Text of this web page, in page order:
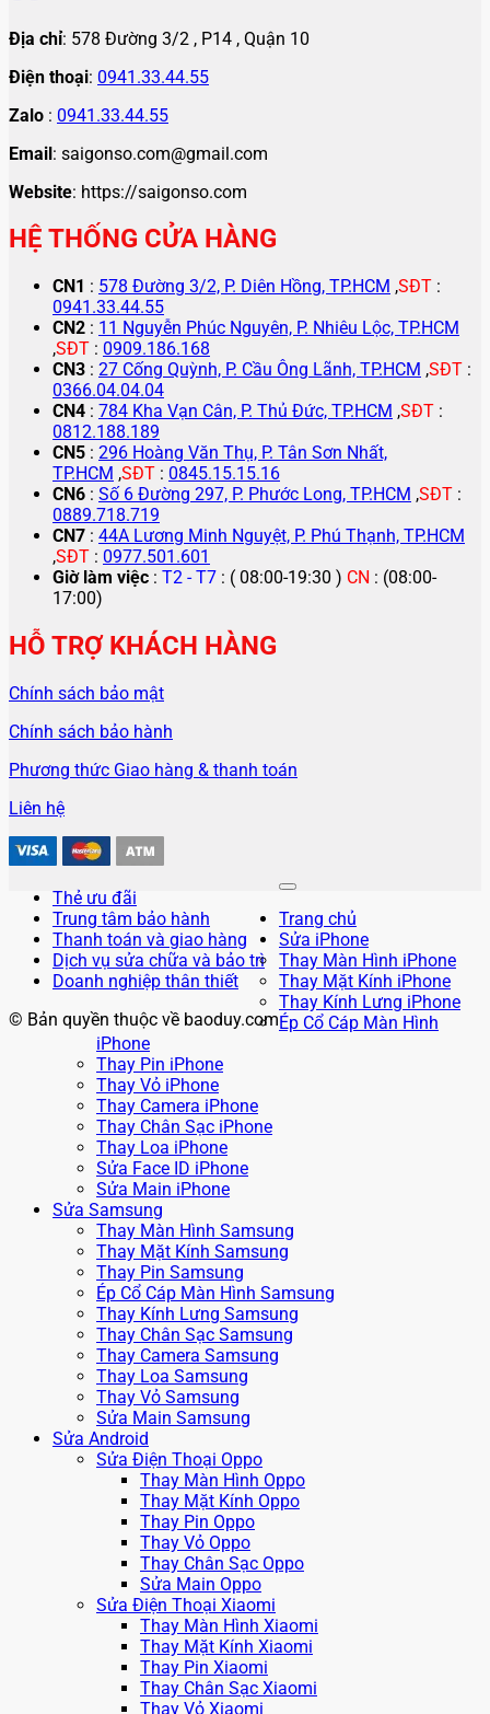
Địa chỉ: 578 Đường 3/2 , P14 , Quận 10
Điện thoại: 0941.33.44.55
Zalo : 0941.33.44.55
Email: saigonso.com@gmail.com
Website: https://saigonso.com
HỆ THỐNG CỬA HÀNG
CN1 : 578 Đường 3/2, P. Diên Hồng, TP.HCM ,SĐT :
0941.33.44.55
CN2 : 11 Nguyễn Phúc Nguyên, P. Nhiêu Lộc, TP.HCM
,SĐT : 0909.186.168
CN3 : 27 Cống Quỳnh, P. Cầu Ông Lãnh, TP.HCM ,SĐT :
0366.04.04.04
CN4 : 784 Kha Vạn Cân, P. Thủ Đức, TP.HCM ,SĐT :
0812.188.189
CN5 : 296 Hoàng Văn Thụ, P. Tân Sơn Nhất,
TP.HCM ,SĐT : 0845.15.15.16
CN6 : Số 6 Đường 297, P. Phước Long, TP.HCM ,SĐT :
0889.718.719
CN7 : 44A Lương Minh Nguyệt, P. Phú Thạnh, TP.HCM
,SĐT : 0977.501.601
Giờ làm việc : T2 - T7 : ( 08:00-19:30 ) CN : (08:00-
17:00)
HỖ TRỢ KHÁCH HÀNG
Chính sách bảo mật
Chính sách bảo hành
Phương thức Giao hàng & thanh toán
Liên hệ
Thẻ ưu đãi
Trung tâm bảo hành
Thanh toán và giao hàng
Dịch vụ sửa chữa và bảo trì
Doanh nghiệp thân thiết
© Bản quyền thuộc về baoduy.com
Trang chủ
Sửa iPhone
Thay Màn Hình iPhone
Thay Mặt Kính iPhone
Thay Kính Lưng iPhone
Ép Cổ Cáp Màn Hình
iPhone
Thay Pin iPhone
Thay Vỏ iPhone
Thay Camera iPhone
Thay Chân Sạc iPhone
Thay Loa iPhone
Sửa Face ID iPhone
Sửa Main iPhone
Sửa Samsung
Thay Màn Hình Samsung
Thay Mặt Kính Samsung
Thay Pin Samsung
Ép Cổ Cáp Màn Hình Samsung
Thay Kính Lưng Samsung
Thay Chân Sạc Samsung
Thay Camera Samsung
Thay Loa Samsung
Thay Vỏ Samsung
Sửa Main Samsung
Sửa Android
Sửa Điện Thoại Oppo
Thay Màn Hình Oppo
Thay Mặt Kính Oppo
Thay Pin Oppo
Thay Vỏ Oppo
Thay Chân Sạc Oppo
Sửa Main Oppo
Sửa Điện Thoại Xiaomi
Thay Màn Hình Xiaomi
Thay Mặt Kính Xiaomi
Thay Pin Xiaomi
Thay Chân Sạc Xiaomi
Thay Vỏ Xiaomi